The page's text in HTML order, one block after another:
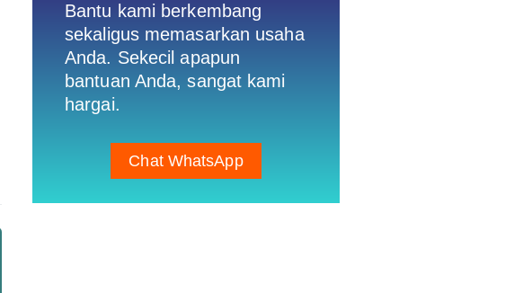
Bantu kami berkembang
sekaligus memasarkan usaha
Anda. Sekecil apapun
bantuan Anda, sangat kami
hargai.
Chat WhatsApp